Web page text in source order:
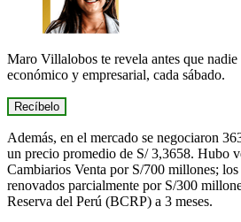
Maro Villalobos te revela antes que
económico y empresarial, cada sábado.
Recíbelo
Además, en el mercado se negociaron
un precio promedio de S/ 3,3658. Hubo
Cambiarios Venta por S/700 millones;
renovados parcialmente por S/300
Reserva del Perú (BCRP) a 3 meses.